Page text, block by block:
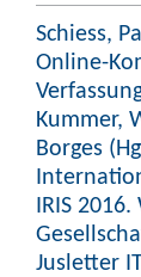
Schiess,
Online-
Kummer,
Borges
IRIS
Jusletter